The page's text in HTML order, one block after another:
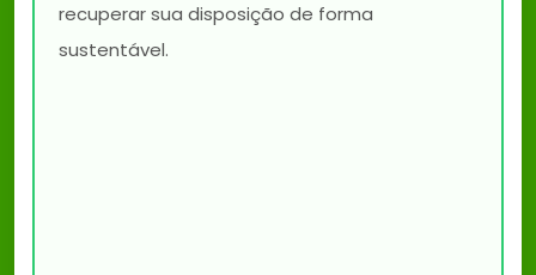
recuperar sua disposição de forma
sustentável.